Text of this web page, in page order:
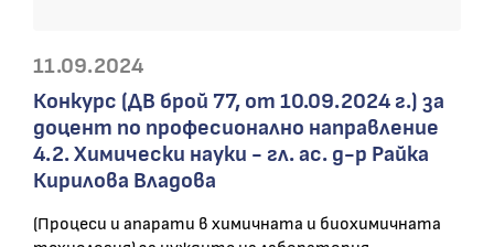
11.09.2024
Конкурс (ДВ брой 77, от 10.09.2024 г.) за
доцент по професионално направление
4.2. Химически науки - гл. ас. д-р Райка
Кирилова Владова
(Процеси и апарати в химичната и биохимичната